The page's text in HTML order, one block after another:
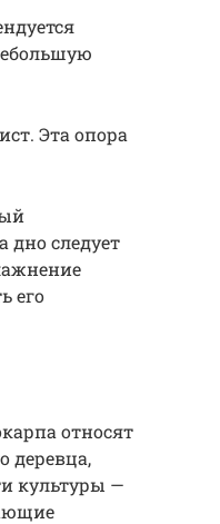
Эта опора
дно следует
его
относят
деревца,
культуры —